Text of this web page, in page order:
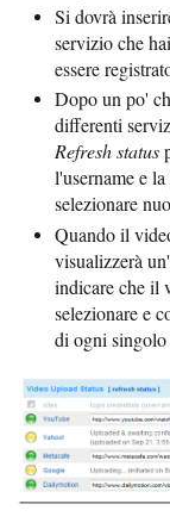
Si dovrà
servizio che
essere
Dopo un po'
differenti
Refresh status
l'username e
selezionare
Quando il
visualizzerà
indicare che il
selezionare e
di ogni